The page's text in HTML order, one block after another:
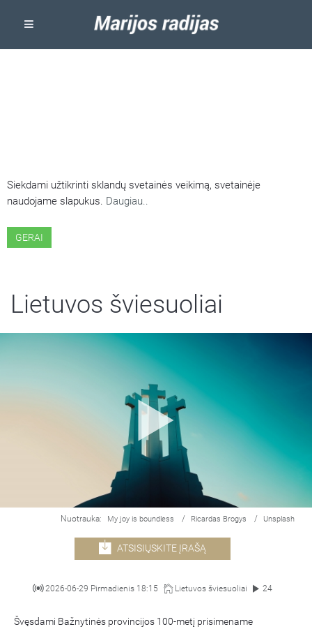
Siekdami užtikrinti sklandų svetainės veikimą, svetainėje
naudojame slapukus. Daugiau..
GERAI
Lietuvos šviesuoliai
Nuotrauka: My joy is boundless / Ricardas Brogys / Unsplash
ATSISIŲSKITE ĮRAŠĄ
2026-06-29 Pirmadienis 18:15 Lietuvos šviesuoliai 24
Švęsdami Bažnytinės provincijos 100-metį prisimename